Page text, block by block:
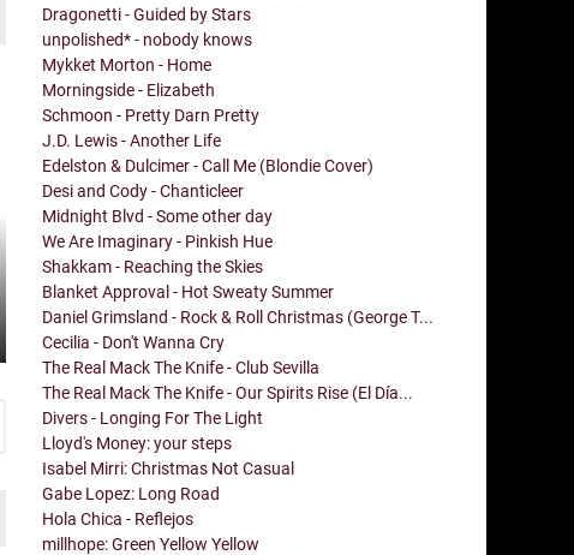
Dragonetti - Guided by Stars
unpolished* - nobody knows
Mykket Morton - Home
Morningside - Elizabeth
Schmoon - Pretty Darn Pretty
J.D. Lewis - Another Life
Edelston & Dulcimer - Call Me (Blondie Cover)
Desi and Cody - Chanticleer
Midnight Blvd - Some other day
We Are Imaginary - Pinkish Hue
Shakkam - Reaching the Skies
Blanket Approval - Hot Sweaty Summer
Daniel Grimsland - Rock & Roll Christmas (George T...
Cecilia - Don't Wanna Cry
The Real Mack The Knife - Club Sevilla
The Real Mack The Knife - Our Spirits Rise (El Día...
Divers - Longing For The Light
Lloyd's Money: your steps
Isabel Mirri: Christmas Not Casual
Gabe Lopez: Long Road
Hola Chica - Reflejos
millhope: Green Yellow Yellow